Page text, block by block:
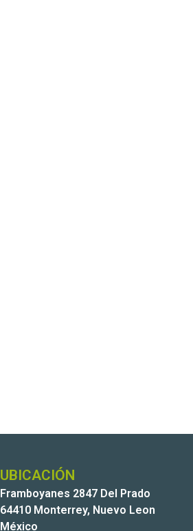
UBICACIÓN
Framboyanes 2847 Del Prado
64410 Monterrey, Nuevo Leon
México